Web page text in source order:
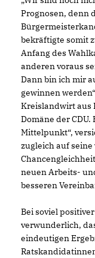
Prognosen, denn
bekräftigte somit
Anfang des
anderen voraus
Dann bin ich mir
gewinnen
Kreislandwirt aus
Domäne der
Mittelpunkt“,
zugleich auf
neuen Arbeits-
besseren
Bei soviel
verwunderlich,
eindeutigen